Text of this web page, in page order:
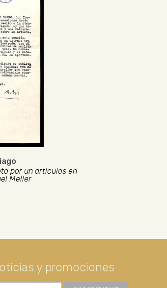
por un artículos en
Meller
y promociones